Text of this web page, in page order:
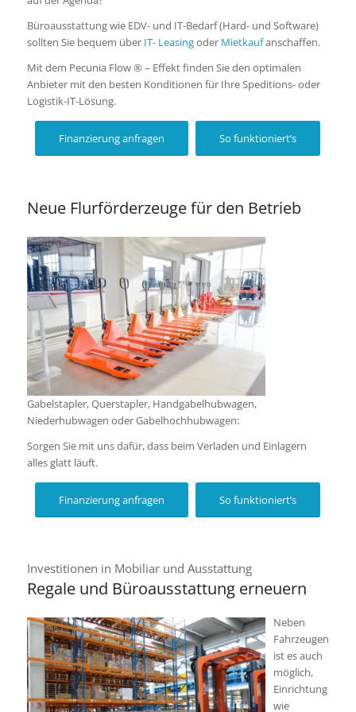
Büro­aus­stattung wie EDV- und IT-Bedarf (Hard- und Software)
sollten Sie bequem über IT- Leasingoder Mietkaufanschaffen.
Mit dem Pecunia Flow ® – Effekt finden Sie den optimalen
Anbieter mit den besten Konditionen für Ihre Speditions- oder
Logistik-IT-Lösung.
Finanzierung anfragen So funktioniert’s
Neue Flurförderzeuge für den Betrieb
Gabelstapler, Querstapler, Handgabelhubwagen,
Niederhubwagen oder Gabelhochhubwagen:
Sorgen Sie mit uns dafür, dass beim Ver­laden und Ein­lagern
alles glatt läuft.
Finanzierung anfragen So funktioniert’s
Investitionen in Mobiliar und Ausstattung
Regale und Büroausstattung erneuern
Neben
Fahrzeugen
ist es auch
möglich,
Einrichtung
wie